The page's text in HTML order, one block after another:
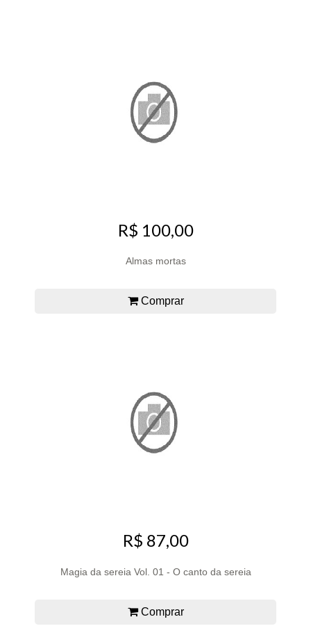
R$ 100,00
Almas mortas
Comprar
R$ 87,00
Magia da sereia Vol. 01 - O canto da sereia
Comprar